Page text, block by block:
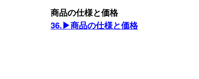
商品の仕様と価格
36.▶商品の仕様と価格